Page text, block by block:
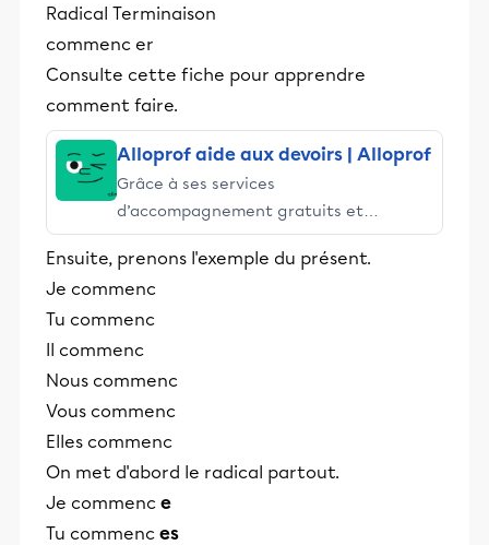
Radical Terminaison
commenc er
Consulte cette fiche pour apprendre
comment faire.
Alloprof aide aux devoirs | Alloprof
Grâce à ses services
d’accompagnement gratuits et
stimulants, Alloprof engage les élèves
et leurs parents dans la réussite
éducative.
Ensuite, prenons l'exemple du présent.
Je commenc
Tu commenc
Il commenc
Nous commenc
Vous commenc
Elles commenc
On met d'abord le radical partout.
Je commenc e
Tu commenc es